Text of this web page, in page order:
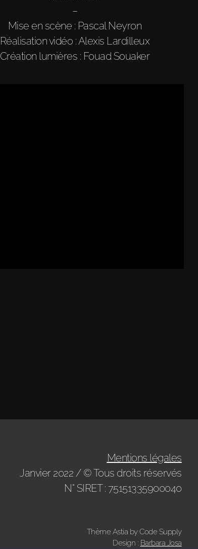
–
Mise en scène : Pascal Neyron
Réalisation vidéo : Alexis Lardilleux
Création lumières : Fouad Souaker
Mentions légales
Janvier 2022 / © Tous droits réservés
N° SIRET : 75151335900040
Thème Astia by Code Supply
Design : Barbara Josa